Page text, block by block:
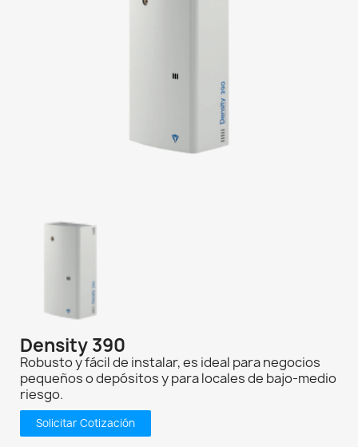
Density 390
Robusto y fácil de instalar, es ideal para negocios
pequeños o depósitos y para locales de bajo-medio
riesgo.
Solicitar Cotización